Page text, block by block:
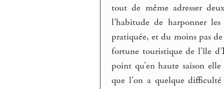
tout de même adresser
l’habitude de harponner
pratiquée, et du moins pas
fortune touristique de l’île
point qu’en haute saison
que l’on a quelque